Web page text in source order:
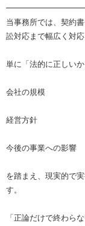
当事務所では、契約
訟対応まで幅広く対応
単に「法的に正しい
会社の規模
経営方針
今後の事業への影響
を踏まえ、現実的で
す。
「正論だけで終わらな